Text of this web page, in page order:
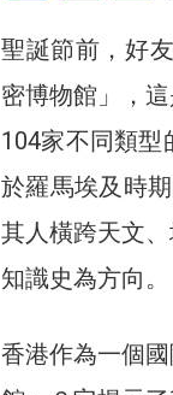
聖誕節前，好
密博物館」，
104家不同類型
於羅馬埃及時
其人橫跨天文
知識史為方向。
香港作為一個